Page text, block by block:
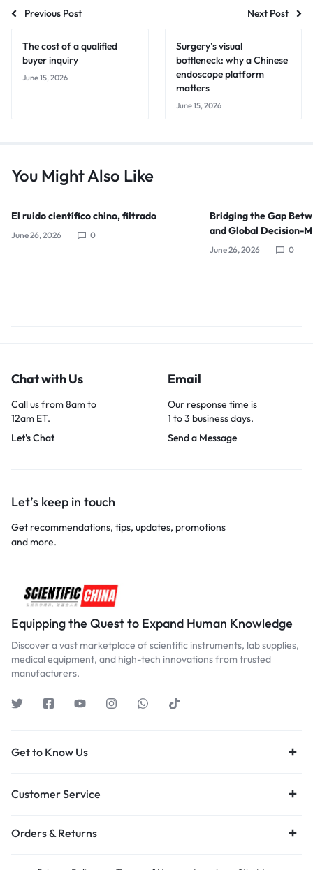
Previous Post Next Post
The cost of a qualified
buyer inquiry
June 15, 2026
Surgery’s visual
bottleneck: why a Chinese
endoscope platform
matters
June 15, 2026
You Might Also Like
El ruido científico chino, filtrado
June 26, 2026 0
Bridging the Gap
and Global Decision-
June 26, 2026 0
Chat with Us
Call us from 8am to
12am ET.
Let's Chat
Email
Our response time is
1 to 3 business days.
Send a Message
Let’s keep in touch
Get recommendations, tips, updates, promotions
and more.
Equipping the Quest to Expand Human Knowledge
Discover a vast marketplace of scientific instruments, lab supplies,
medical equipment, and high-tech innovations from trusted
manufacturers.
Get to Know Us
Customer Service
Orders & Returns